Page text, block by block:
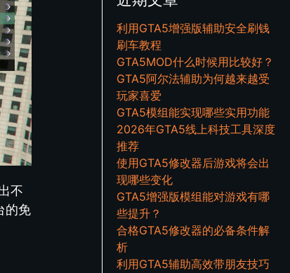
不
的免
利用GTA5增强版辅助安全刷钱
刷车教程
GTA5MOD什么时候用比较好？
GTA5阿尔法辅助为何越来越受
玩家喜爱
GTA5模组能实现哪些实用功能
2026年GTA5线上科技工具深度
推荐
使用GTA5修改器后游戏将会出
现哪些变化
GTA5增强版模组能对游戏有哪
些提升？
合格GTA5修改器的必备条件解
析
利用GTA5辅助高效带朋友技巧